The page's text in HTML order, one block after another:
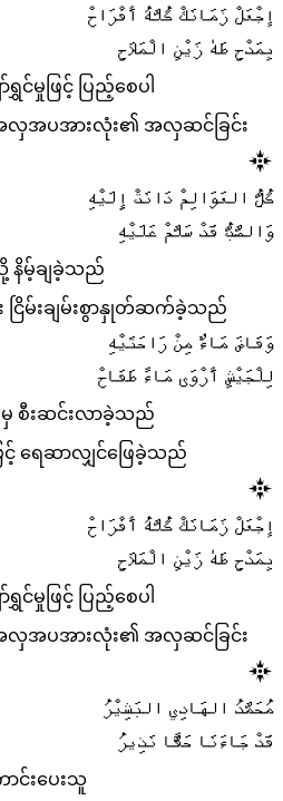
إجْعَلْ زَمَانَكْ كُلَّهُ أَفْرَاحْ
بِمَدْحِ طَهٰ زَيْنِ الْمَلَاحِ
င်မှုဖြင့် ပြည့်စေပါ
င့် အလှအပအားလုံး၏ အလှဆင်ခြင်း
كُلُّ العَوَالِمْ دَانَتْ إِلَيْهِ
وَالضَّبُّ قَدْ سَلَّمْ عَلَيْهِ
မ့်ချခဲ့သည်
ြိမ်းချမ်းစွာနှုတ်ဆက်ခဲ့သည်
وَفَاضَ مَاءٌ مِنْ رَاحَتَيْهِ
لِلْجَيْشِ أَرْوَى مَاءً طَفَاحْ
းဆင်းလာခဲ့သည်
ရေဆာလျှင်ဖြေခဲ့သည်
إجْعَلْ زَمَانَكْ كُلَّهُ أَفْرَاحْ
بِمَدْحِ طَهٰ زَيْنِ الْمَلَاحِ
င်မှုဖြင့် ပြည့်စေပါ
င့် အလှအပအားလုံး၏ အလှဆင်ခြင်း
مُحَمَّدُ الهَادِي البَشِيْرُ
قَدْ جَاءَنَا حَقًّا نَذِيرُ
ာင်းပေးသူ